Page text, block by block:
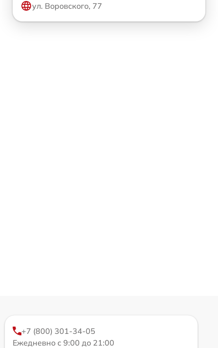
ул. Воровского, 77
+7 (800) 301-34-05
Ежедневно с 9:00 до 21:00